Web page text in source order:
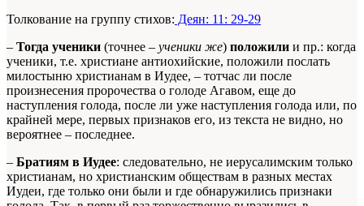
Толкование на группу стихов: Деян: 11: 29-29
– Тогда ученики (точнее – ученики же) положили и пр.: когда
ученики, т.е. христиане антиохийские, положили послать
милостыню христианам в Иудее, – тотчас ли после
произнесения пророчества о голоде Агавом, еще до
наступления голода, после ли уже наступления голода или, по
крайней мере, первых признаков его, из текста не видно, но
вероятнее – последнее.
– Братиям в Иудее: следовательно, не иерусалимским только
христианам, но христианским обществам в разных местах
Иудеи, где только они были и где обнаружились признаки